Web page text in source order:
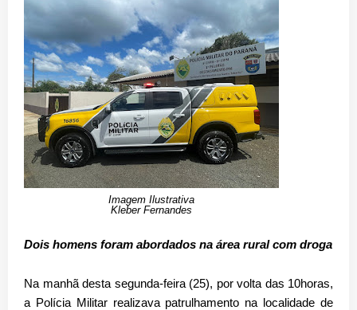
Imagem Ilustrativa
Kleber Fernandes
Dois homens foram abordados na área rural com droga
Na manhã desta segunda-feira (25), por volta das 10horas,
a Polícia Militar realizava patrulhamento na localidade de